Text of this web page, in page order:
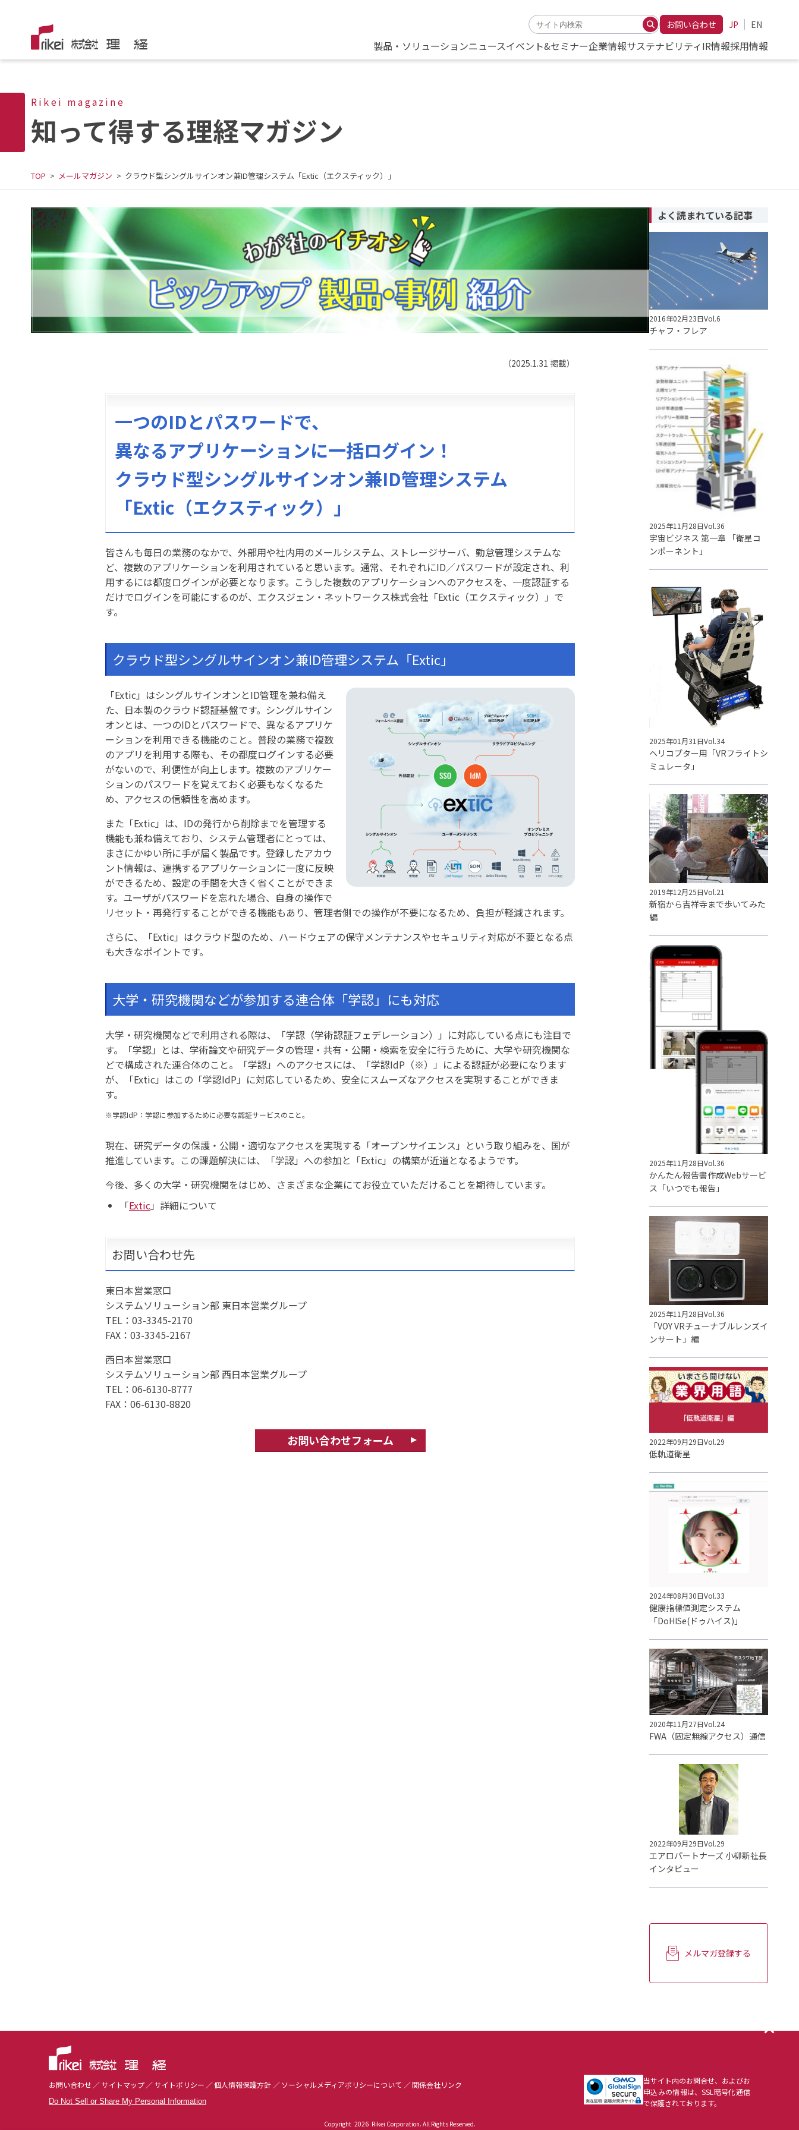
お問い合わせ JP EN
製品・ソリューションニュースイベント&セミナー企業情報サステナビリティIR情報採用情報
Rikei magazine
知って得する理経マガジン
TOP メールマガジン クラウド型シングルサインオン兼ID管理システム「Extic（エクスティック）」
よく読まれている記事
2016年02月23日Vol.6
チャフ・フレア
2025年11月28日Vol.36
宇宙ビジネス 第一章 「衛星コ
ンポーネント」
2025年01月31日Vol.34
ヘリコプター用「VRフライトシ
ミュレータ」
2019年12月25日Vol.21
新宿から吉祥寺まで歩いてみた
編
2025年11月28日Vol.36
かんたん報告書作成Webサービ
ス「いつでも報告」
2025年11月28日Vol.36
「VOY VRチューナブルレンズイ
ンサート」編
2022年09月29日Vol.29
低軌道衛星
2024年08月30日Vol.33
健康指標値測定システム
「DoHISe(ドゥハイス)」
2020年11月27日Vol.24
FWA（固定無線アクセス）通信
2022年09月29日Vol.29
エアロパートナーズ 小柳新社長
インタビュー
メルマガ登録する
（2025.1.31 掲載）
一つのIDとパスワードで、
異なるアプリケーションに一括ログイン！
クラウド型シングルサインオン兼ID管理システム
「Extic（エクスティック）」
皆さんも毎日の業務のなかで、外部用や社内用のメールシステム、ストレージサーバ、勤怠管理システムな
ど、複数のアプリケーションを利用されていると思います。通常、それぞれにID／パスワードが設定され、利
用するには都度ログインが必要となります。こうした複数のアプリケーションへのアクセスを、一度認証する
だけでログインを可能にするのが、エクスジェン・ネットワークス株式会社「Extic（エクスティック）」で
す。
クラウド型シングルサインオン兼ID管理システム「Extic」
「Extic」はシングルサインオンとID管理を兼ね備え
た、日本製のクラウド認証基盤です。シングルサイン
オンとは、一つのIDとパスワードで、異なるアプリケ
ーションを利用できる機能のこと。普段の業務で複数
のアプリを利用する際も、その都度ログインする必要
がないので、利便性が向上します。複数のアプリケー
ションのパスワードを覚えておく必要もなくなるた
め、アクセスの信頼性を高めます。
また「Extic」は、IDの発行から削除までを管理する
機能も兼ね備えており、システム管理者にとっては、
まさにかゆい所に手が届く製品です。登録したアカウ
ント情報は、連携するアプリケーションに一度に反映
ができるため、設定の手間を大きく省くことができま
す。ユーザがパスワードを忘れた場合、自身の操作で
リセット・再発行することができる機能もあり、管理者側での操作が不要になるため、負担が軽減されます。
さらに、「Extic」はクラウド型のため、ハードウェアの保守メンテナンスやセキュリティ対応が不要となる点
も大きなポイントです。
大学・研究機関などが参加する連合体「学認」にも対応
大学・研究機関などで利用される際は、「学認（学術認証フェデレーション）」に対応している点にも注目で
す。「学認」とは、学術論文や研究データの管理・共有・公開・検索を安全に行うために、大学や研究機関な
どで構成された連合体のこと。「学認」へのアクセスには、「学認IdP（※）」による認証が必要になります
が、「Extic」はこの「学認IdP」に対応しているため、安全にスムーズなアクセスを実現することができま
す。
学認IdP：学認に参加するために必要な認証サービスのこと。
現在、研究データの保護・公開・適切なアクセスを実現する「オープンサイエンス」という取り組みを、国が
推進しています。この課題解決には、「学認」への参加と「Extic」の構築が近道となるようです。
今後、多くの大学・研究機関をはじめ、さまざまな企業にてお役立ていただけることを期待しています。
「Extic」詳細について
お問い合わせ先
東日本営業窓口
システムソリューション部 東日本営業グループ
TEL：03-3345-2170
FAX：03-3345-2167
西日本営業窓口
システムソリューション部 西日本営業グループ
TEL：06-6130-8777
FAX：06-6130-8820
お問い合わせフォーム
お問い合わせ サイトマップ サイトポリシー 個人情報保護方針 ソーシャルメディアポリシーについて 関係会社リンク
Do Not Sell or Share My Personal Information
当サイト内のお問合せ、およびお
申込みの情報は、SSL暗号化通信
で保護されております。
Copyright 2026 Rikei Corporation. All Rights Reserved.